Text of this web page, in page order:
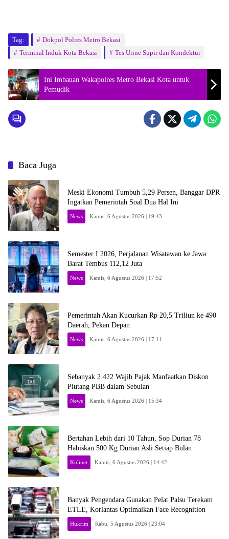
Tag:
Dokpol Polres Metro Bekasi
Terminal Induk Kota Bekasi
Tes Urine Supir dan Kondektur
Ini Imbauan Wakapolres Metro Bekasi Kota untuk
Pemudik
Baca Juga
Meski Ekonomi Tumbuh 5,29 Persen, Banggar DPR
Ingatkan Pemerintah Soal Dua Hal Ini
News Kamis, 6 Agustus 2026 | 19:43
Semester I 2026, Perjalanan Wisatawan ke Jawa
Barat Tembus 112,12 Juta
News Kamis, 6 Agustus 2026 | 17:52
Pemerintah Akan Kucurkan Rp 20,5 Triliun ke 490
Daerah, Pekan Depan
News Kamis, 6 Agustus 2026 | 17:11
Sebanyak 2.422 Wajib Pajak Manfaatkan Diskon
Piutang PBB dalam Sebulan
News Kamis, 6 Agustus 2026 | 15:34
Bertahan Lebih dari 10 Tahun, Sop Durian 78
Habiskan 500 Kg Durian Asli Setiap Bulan
Kuliner Kamis, 6 Agustus 2026 | 14:42
Banyak Pengendara Gunakan Pelat Palsu Terekam
ETLE, Korlantas Optimalkan Face Recognition
Hukrim Rabu, 5 Agustus 2026 | 23:04